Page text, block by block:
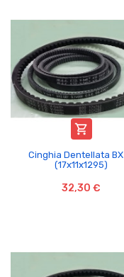

Cinghia Dentellata BX
(17x11x1295)
32,30 €